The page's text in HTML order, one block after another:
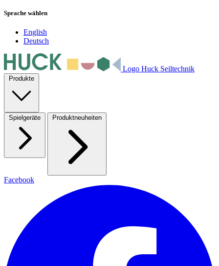
Sprache wählen
English
Deutsch
Logo Huck Seiltechnik
Produkte
Spielgeräte Produktneuheiten
Facebook